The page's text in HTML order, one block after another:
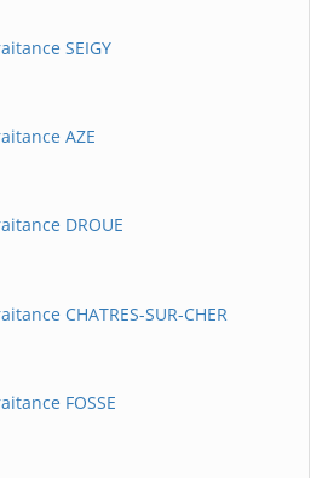
SEIGY
AZE
DROUE
CHATRES-SUR-CHER
FOSSE